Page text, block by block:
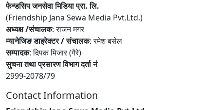
फेन्डसिप जनसेवा मिडिया प्रा. लि.
(Friendship Jana Sewa Media Pvt.Ltd.)
अध्यक्ष /संचालक: राजन मगर
म्यानेजिङ डाइरेक्टर / संचालक: रमेश बसेल
सम्पादक: दिपक मिजार (गैरे)
सुचना तथा प्रसारण विभाग दर्ता नं
2999-2078/79
Contact Information